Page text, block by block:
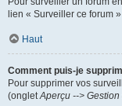
lien « Surveiller ce forum
Haut
Comment puis-je
Pour supprimer vos
(ongletAperçu -->